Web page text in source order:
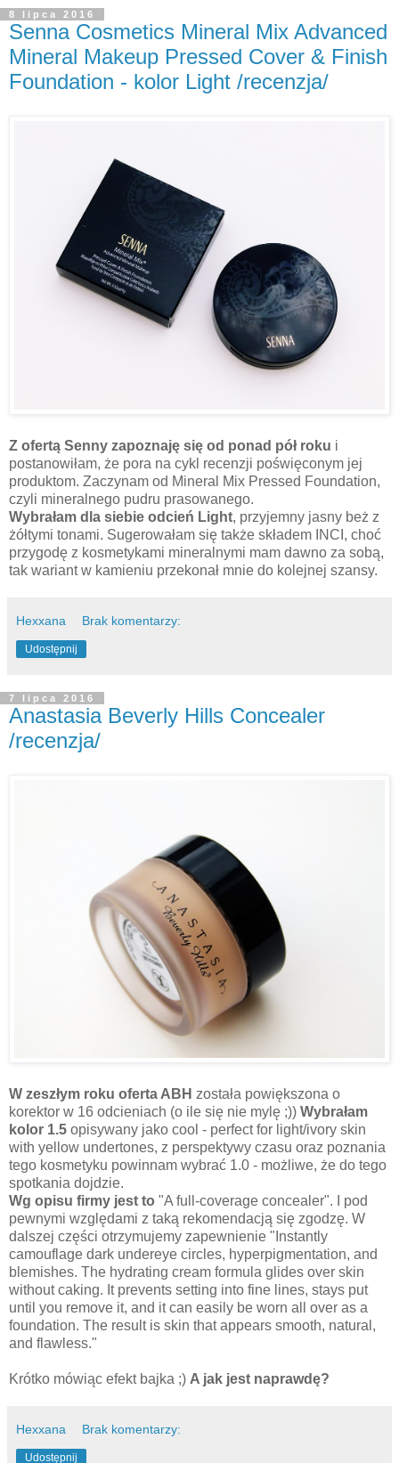
8 lipca 2016
Senna Cosmetics Mineral Mix Advanced
Mineral Makeup Pressed Cover & Finish
Foundation - kolor Light /recenzja/
Z ofertą Senny zapoznaję się od ponad pół roku i
postanowiłam, że pora na cykl recenzji poświęconym jej
produktom. Zaczynam od Mineral Mix Pressed Foundation,
czyli mineralnego pudru prasowanego.
Wybrałam dla siebie odcień Light, przyjemny jasny beż z
żółtymi tonami. Sugerowałam się także składem INCI, choć
przygodę z kosmetykami mineralnymi mam dawno za sobą,
tak wariant w kamieniu przekonał mnie do kolejnej szansy.
Hexxana Brak komentarzy:
Udostępnij
7 lipca 2016
Anastasia Beverly Hills Concealer
/recenzja/
W zeszłym roku oferta ABH została powiększona o
korektor w 16 odcieniach (o ile się nie mylę ;)) Wybrałam
kolor 1.5 opisywany jako cool - perfect for light/ivory skin
with yellow undertones, z perspektywy czasu oraz poznania
tego kosmetyku powinnam wybrać 1.0 - możliwe, że do tego
spotkania dojdzie.
Wg opisu firmy jest to "A full-coverage concealer".
I pod
pewnymi względami z taką rekomendacją się zgodzę. W
dalszej części otrzymujemy zapewnienie " Instantly
camouflage dark undereye circles, hyperpigmentation, and
blemishes. The hydrating cream formula glides over skin
without caking. It prevents setting into fine lines, stays put
until you remove it, and it can easily be worn all over as a
foundation. The result is skin that appears smooth, natural,
and flawless."
Krótko mówiąc efekt bajka ;) A jak jest naprawdę?
Hexxana Brak komentarzy:
Udostępnij